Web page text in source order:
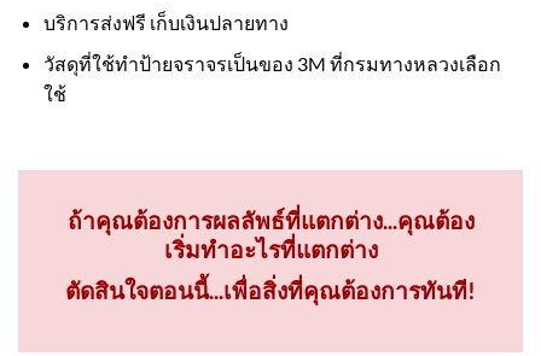
บริการส่งฟรี เก็บเงินปลายทาง
วัสดุที่ใช้ทำป้ายจราจรเป็นของ 3M ที่กรมทางหลวงเลือก
ใช้
ถ้าคุณต้องการผลลัพธ์ที่แตกต่าง...คุณต้อง
เริ่มทำอะไรที่แตกต่าง
ตัดสินใจตอนนี้...เพื่อสิ่งที่คุณต้องการทันที!